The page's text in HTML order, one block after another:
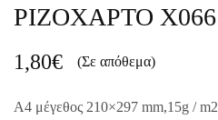
ΡΙΖΟΧΑΡΤΟ X066
1,80€ (Σε απόθεμα)
A4 μέγεθος 210×297 mm,15g / m2